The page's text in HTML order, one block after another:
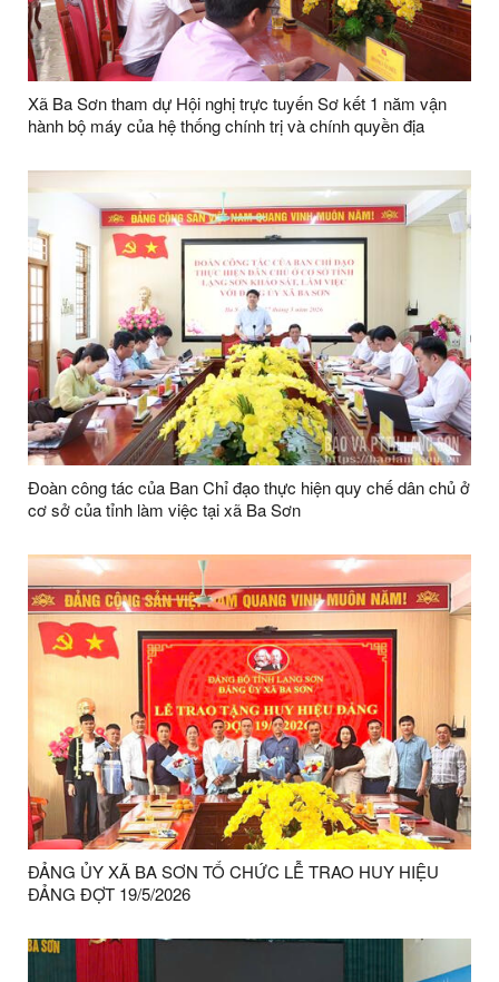
Xã Ba Sơn tham dự Hội nghị trực tuyến Sơ kết 1 năm vận
hành bộ máy của hệ thống chính trị và chính quyền địa
Đoàn công tác của Ban Chỉ đạo thực hiện quy chế dân chủ ở
cơ sở của tỉnh làm việc tại xã Ba Sơn
ĐẢNG ỦY XÃ BA SƠN TỔ CHỨC LỄ TRAO HUY HIỆU
ĐẢNG ĐỢT 19/5/2026